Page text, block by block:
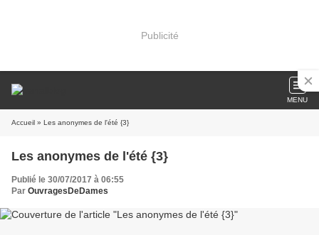
Publicité
MENU
Accueil » Les anonymes de l'été {3}
Les anonymes de l'été {3}
Publié le 30/07/2017 à 06:55
Par OuvragesDeDames